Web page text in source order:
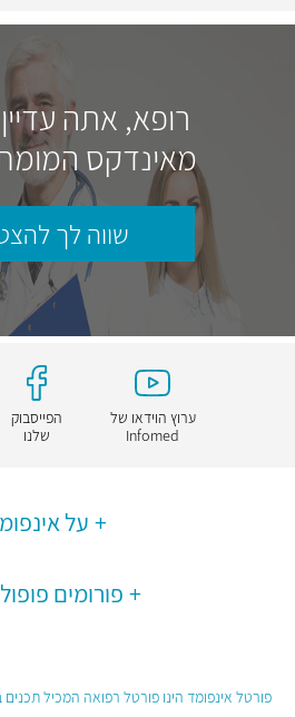
רופא, אתה
מאינדקס
שווה לך
ערוץ הוידאו של
Infomed
הפייסבוק
שלנו
על
פורומים
פורטל אינפומד הינו פורטל רפואה המכיל